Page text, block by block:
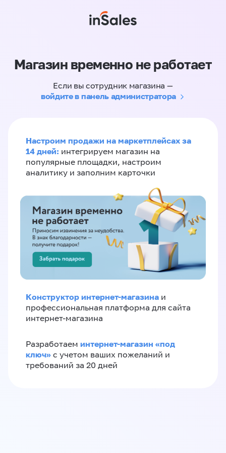
Магазин временно не работает
Если вы сотрудник магазина —
войдите в панель администратора
Настроим продажи на маркетплейсах за
14 дней: интегрируем магазин на
популярные площадки, настроим
аналитику и заполним карточки
Конструктор интернет-магазина и
профессиональная платформа для сайта
интернет-магазина
Разработаем интернет-магазин «‎под
ключ»‎ с учетом ваших пожеланий и
требований за 20 дней